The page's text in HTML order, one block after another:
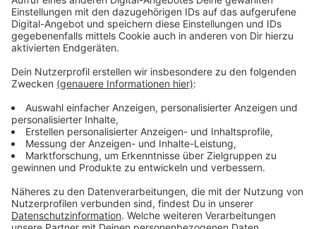
Anzeige
Die Studierendenvertretung fordert deshalb eine
sie sich eine Anhebung des sogenannten BAföGs. Das
ist eine finanzielle Unterstützung die Studierende vom
Staat bekommen. Eine weitere Forderung: Die
Landesregierung sollte den Studierendenwerken mehr
Anzeige